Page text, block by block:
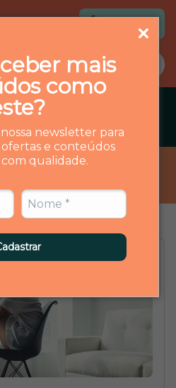
mais
como
newsletter para
ofertas e conteúdos
qualidade.